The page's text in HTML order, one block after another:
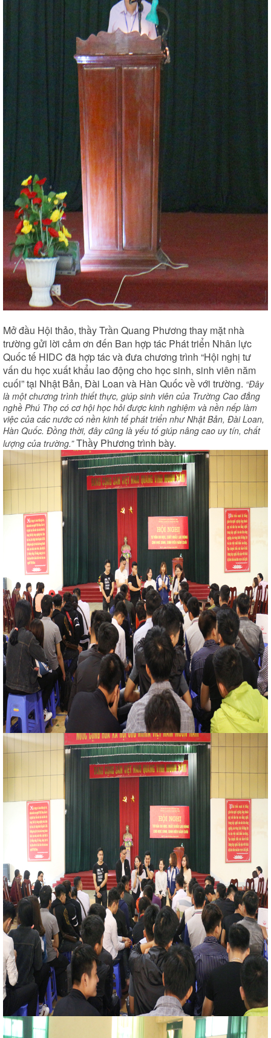
Mở đầu Hội thảo, thầy Trần Quang Phương thay mặt nhà
trường gửi lời cảm ơn đến Ban hợp tác Phát triển Nhân lực
Quốc tế HIDC đã hợp tác và đưa chương trình “Hội nghị tư
vấn du học xuất khẩu lao động cho học sinh, sinh viên năm
cuối” tại Nhật Bản, Đài Loan và Hàn Quốc về với trường. “Đây
là một chương trình thiết thực, giúp sinh viên của Trường Cao đẳng
nghề Phú Thọ có cơ hội học hỏi được kinh nghiệm và nền nếp làm
việc của các nước có nền kinh tế phát triển như Nhật Bản, Đài Loan,
Hàn Quốc. Đồng thời, đây cũng là yếu tố giúp nâng cao uy tín, chất
lượng của trường.”Thầy Phương trình bày.